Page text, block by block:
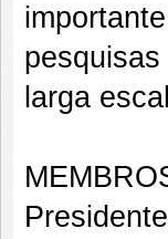
larga